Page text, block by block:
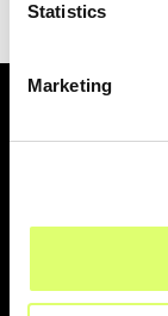
Statistics
Marketing